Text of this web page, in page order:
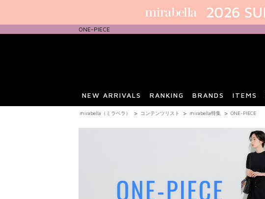
ONE-PIECE
NEW ARRIVALS RANKING BRANDS ITEMS
mirabella（ミラベラ） コンテンツリスト mirabella特集 ONE-PIECE